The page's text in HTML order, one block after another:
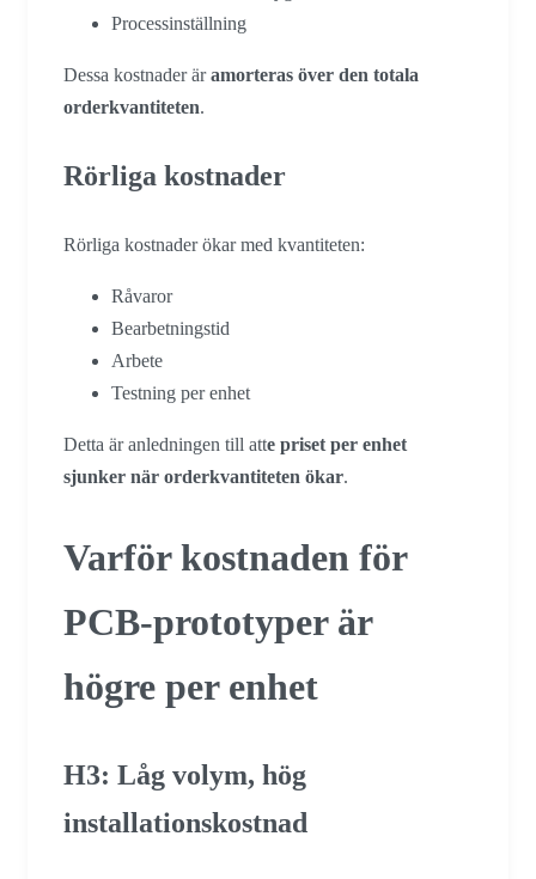
Processinställning
Dessa kostnader äramorteras över den totala
orderkvantiteten.
Rörliga kostnader
Rörliga kostnader ökar med kvantiteten:
Råvaror
Bearbetningstid
Arbete
Testning per enhet
Detta är anledningen till atte priset per enhet
sjunker när orderkvantiteten ökar.
Varför kostnaden för
PCB-prototyper är
högre per enhet
H3: Låg volym, hög
installationskostnad